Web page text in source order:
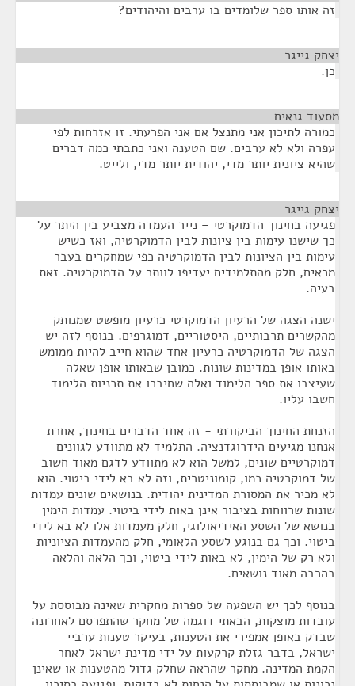
זה אותו ספר שלומדים בו ערבים והיהודים?
יצחק גייגר
כן.
מסעוד גנאים
כמורה לתיכון אני מתנצל אם אני הפרעתי. זו אזרחות לפי
עפרה ולא לא ערבים. שם הטענה ואני כתבתי כמה דברים
שהיא ציונית יותר מדי, יהודית יותר מדי, ולייט.
יצחק גייגר
פגיעה בחינוך הדמוקרטי – נייר העמדה מצביע בין היתר על
כך שישנו עימות בין ציונות לבין הדמוקרטיה, ואז כשיש
עימות בין הציונות לבין הדמוקרטיה כפי שמחקרים בעבר
מראים, חלק מהתלמידים יעדיפו לוותר על הדמוקרטיה. זאת
בעיה.
ישנה הצגה של הרעיון הדמוקרטי כרעיון מופשט שמנותק
מהקשרים תרבותיים, היסטוריים, דמוגרפים. בנוסף לזה יש
הצגה של הדמוקרטיה כרעיון אחד שהוא חייב להיות ממומש
באותו אופן במדינות שונות. כמובן שבאותו אופן שאלה
שעיצבו את ספר הלימוד ואלה שחיברו את תכניות הלימוד
חשבו עליו.
הזנחת החינוך הביקורתי - זה אחד הדברים בחינוך, אחרת
אנחנו מגיעים הידרוגדנציה. התלמיד לא מתוודע לגוונים
דמוקרטיים שונים, למשל הוא לא מתוודע לדגם מאוד חשוב
של דמוקרטיה כמו, קומוניטרית, וזה לא בא לידי ביטוי. הוא
לא מכיר את המסורת המדינית יהודית. בנושאים שונים עמדות
שונות שרווחות בציבור אינן באות לידי ביטוי. עמדות הימין
בנושא של השסע האידיאולוגי, חלק מעמדות אלו לא בא לידי
ביטוי. וכך גם בנוגע לשסע הלאומי, חלק מהעמדות הציוניות
ולא רק של הימין, לא באות לידי ביטוי, וכך הלאה והלאה
בהרבה מאוד נושאים.
בנוסף לכך יש השפעה של ספרות מחקרית שאינה מבוססת על
עובדות מוצקות, הבאתי דוגמה של מחקר שהתפרסם לאחרונה
שבדק באופן אמפירי את הטענות, בעיקר טענות ערביי
ישראל, בדבר גזלת קרקעות על ידי מדינת ישראל לאחר
הקמת המדינה. מחקר שהראה שחלק גדול מהטענות או שאינן